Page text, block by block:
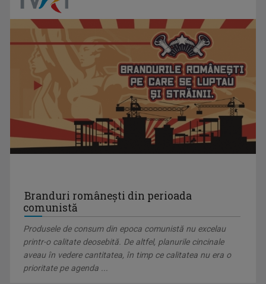
Branduri românești din perioada
comunistă
Produsele de consum din epoca comunistă nu excelau
printr-o calitate deosebită. De altfel, planurile cincinale
aveau în vedere cantitatea, în timp ce calitatea nu era o
prioritate pe agenda ...